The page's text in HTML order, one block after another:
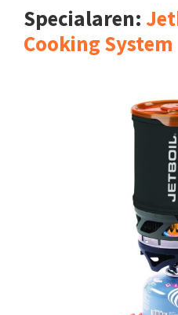
Specialaren:
Cooking System